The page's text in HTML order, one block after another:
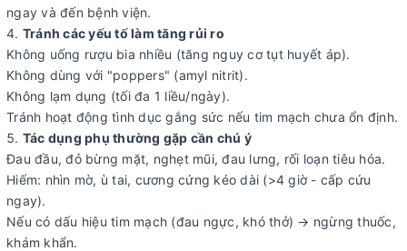
ngay và đến bệnh viện.
Tránh các yếu tố làm tăng rủi ro
Không uống rượu bia nhiều (tăng nguy cơ tụt huyết áp).
Không dùng với "poppers" (amyl nitrit).
Không lạm dụng (tối đa 1 liều/ngày).
Tránh hoạt động tình dục gắng sức nếu tim mạch chưa ổn định.
Tác dụng phụ thường gặp cần chú ý
Đau đầu, đỏ bừng mặt, nghẹt mũi, đau lưng, rối loạn tiêu hóa.
Hiếm: nhìn mờ, ù tai, cương cứng kéo dài (>4 giờ - cấp cứu
ngay).
Nếu có dấu hiệu tim mạch (đau ngực, khó thở) → ngừng thuốc,
khám khẩn.